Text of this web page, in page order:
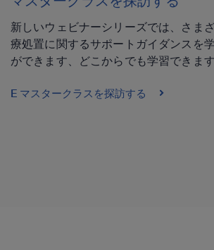
新しいウェビナーシリーズでは、さま
療処置に関するサポートガイダンスを
ができます、どこからでも学習できます
E マスタークラスを探訪する